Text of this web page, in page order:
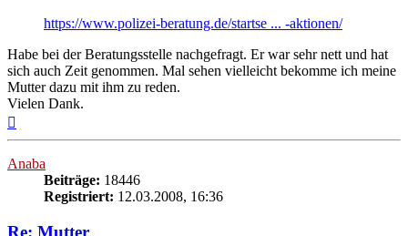
https://www.polizei-beratung.de/startse ... -aktionen/
Habe bei der Beratungsstelle nachgefragt. Er war sehr nett und hat
sich auch Zeit genommen. Mal sehen vielleicht bekomme ich meine
Mutter dazu mit ihm zu reden.
Vielen Dank.
Anaba
Beiträge: 18446
Registriert: 12.03.2008, 16:36
Re: Mutter